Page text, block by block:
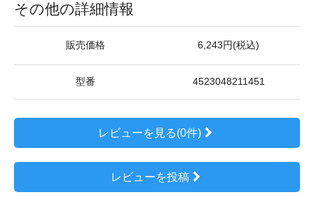
その他の詳細情報
販売価格 6,243円(税込)
型番 4523048211451
レビューを見る(0件)
レビューを投稿